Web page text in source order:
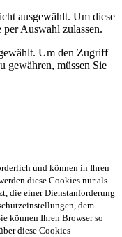
ausgewählt. Um diese
per Auswahl zulassen.
Um den Zugriff
gewähren, müssen Sie
und können in Ihren
diese Cookies nur als
die einer Dienstanforderung
dem
können Ihren Browser so
diese Cookies